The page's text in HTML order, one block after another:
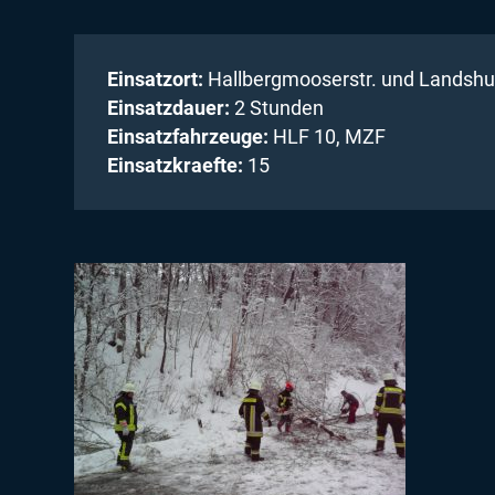
Einsatzort: Hallbergmooserstr. und
Einsatzdauer: 2 Stunden
Einsatzfahrzeuge: HLF 10, MZF
Einsatzkraefte: 15